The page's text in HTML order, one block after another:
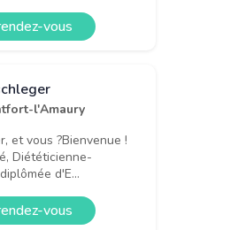
vous
l'Amaury
et vous ?Bienvenue !
Diététicienne-
d'E...
vous